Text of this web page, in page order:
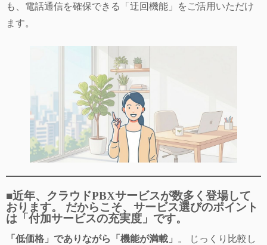
も、電話通信を確保できる「迂回機能」をご活用いただけ
ます。
■近年、クラウドPBXサービスが数多く登場して
おります。 だからこそ、サービス選びのポイント
は「付加サービスの充実度」です。
「低価格」でありながら「機能が満載」 。 じっくり比較し